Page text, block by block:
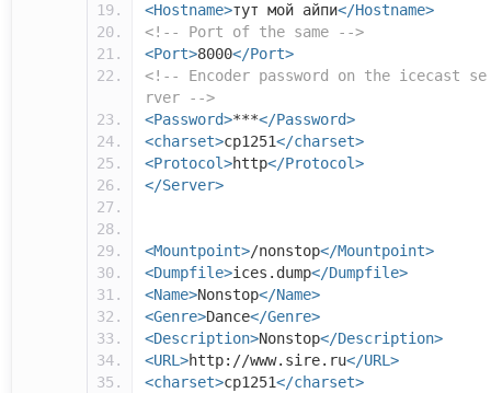
<Hostname>тут мой айпи</Hostname>
<!-- Port of the same -->
<Port>8000</Port>
<!-- Encoder password on the icecast se
rver -->
<Password>***</Password>
<charset>cp1251</charset>
<Protocol>http</Protocol>
</Server>
<Mountpoint>/nonstop</Mountpoint>
<Dumpfile>ices.dump</Dumpfile>
<Name>Nonstop</Name>
<Genre>Dance</Genre>
<Description>Nonstop</Description>
<URL>http://www.sire.ru</URL>
<charset>cp1251</charset>